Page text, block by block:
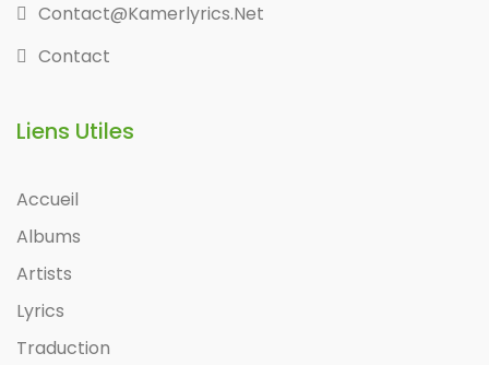
Contact@kamerlyrics.net
Contact
Liens Utiles
Accueil
Albums
Artists
Lyrics
Traduction